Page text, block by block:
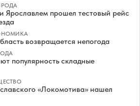
Ярославлем прошел тестовый рейс
возвращается непогода
популярность складные
«Локомотива» нашел